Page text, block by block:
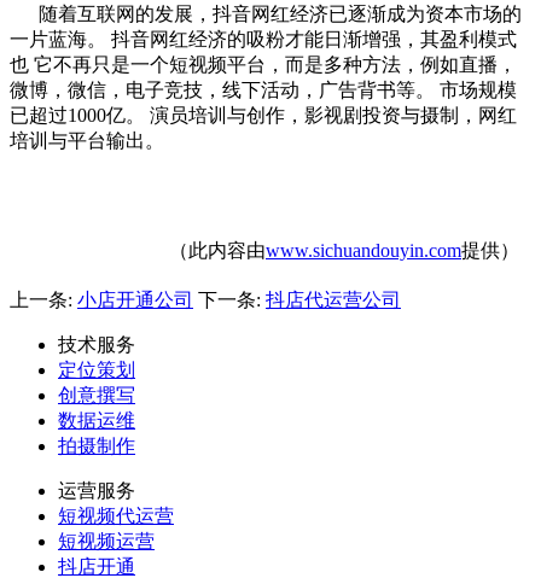
随着互联网的发展，抖音网红经济已逐渐成为资本市场的
一片蓝海。 抖音网红经济的吸粉才能日渐增强，其盈利模式
也 它不再只是一个短视频平台，而是多种方法，例如直播，
微博，微信，电子竞技，线下活动，广告背书等。 市场规模
已超过1000亿。 演员培训与创作，影视剧投资与摄制，网红
培训与平台输出。
（此内容由www.sichuandouyin.com提供）
上一条: 小店开通公司 下一条: 抖店代运营公司
技术服务
定位策划
创意撰写
数据运维
拍摄制作
运营服务
短视频代运营
短视频运营
抖店开通